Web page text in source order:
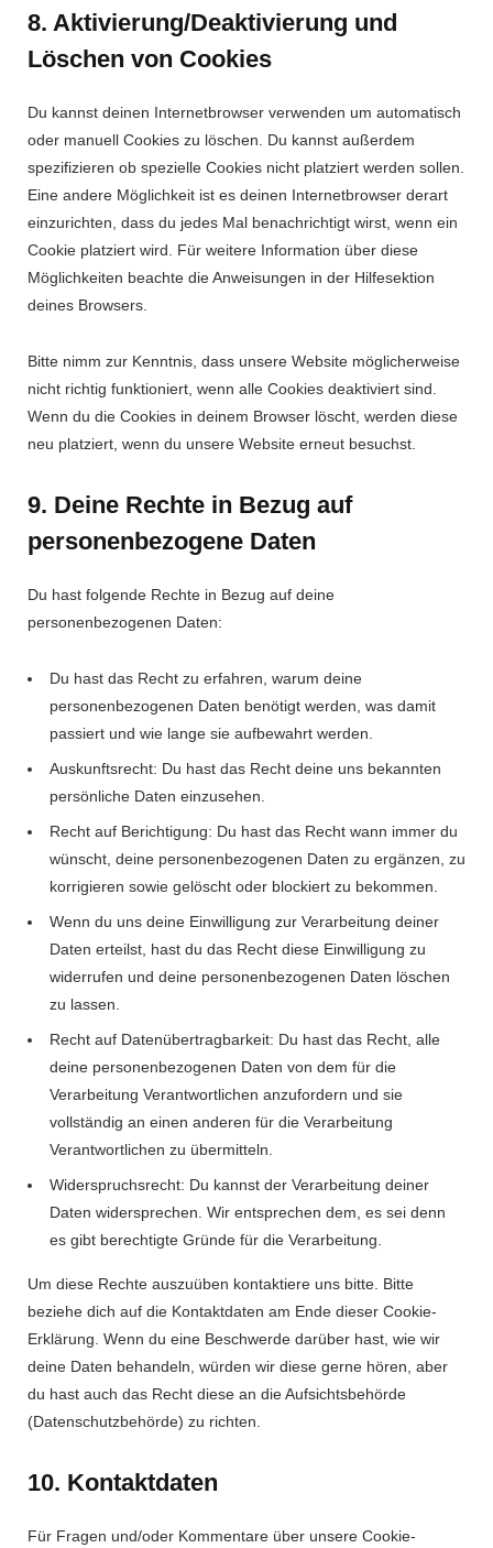
8. Aktivierung/Deaktivierung und
Löschen von Cookies
Du kannst deinen Internetbrowser verwenden um automatisch
oder manuell Cookies zu löschen. Du kannst außerdem
spezifizieren ob spezielle Cookies nicht platziert werden sollen.
Eine andere Möglichkeit ist es deinen Internetbrowser derart
einzurichten, dass du jedes Mal benachrichtigt wirst, wenn ein
Cookie platziert wird. Für weitere Information über diese
Möglichkeiten beachte die Anweisungen in der Hilfesektion
deines Browsers.
Bitte nimm zur Kenntnis, dass unsere Website möglicherweise
nicht richtig funktioniert, wenn alle Cookies deaktiviert sind.
Wenn du die Cookies in deinem Browser löscht, werden diese
neu platziert, wenn du unsere Website erneut besuchst.
9. Deine Rechte in Bezug auf
personenbezogene Daten
Du hast folgende Rechte in Bezug auf deine
personenbezogenen Daten:
Du hast das Recht zu erfahren, warum deine
personenbezogenen Daten benötigt werden, was damit
passiert und wie lange sie aufbewahrt werden.
Auskunftsrecht: Du hast das Recht deine uns bekannten
persönliche Daten einzusehen.
Recht auf Berichtigung: Du hast das Recht wann immer du
wünscht, deine personenbezogenen Daten zu ergänzen, zu
korrigieren sowie gelöscht oder blockiert zu bekommen.
Wenn du uns deine Einwilligung zur Verarbeitung deiner
Daten erteilst, hast du das Recht diese Einwilligung zu
widerrufen und deine personenbezogenen Daten löschen
zu lassen.
Recht auf Datenübertragbarkeit: Du hast das Recht, alle
deine personenbezogenen Daten von dem für die
Verarbeitung Verantwortlichen anzufordern und sie
vollständig an einen anderen für die Verarbeitung
Verantwortlichen zu übermitteln.
Widerspruchsrecht: Du kannst der Verarbeitung deiner
Daten widersprechen. Wir entsprechen dem, es sei denn
es gibt berechtigte Gründe für die Verarbeitung.
Um diese Rechte auszuüben kontaktiere uns bitte. Bitte
beziehe dich auf die Kontaktdaten am Ende dieser Cookie-
Erklärung. Wenn du eine Beschwerde darüber hast, wie wir
deine Daten behandeln, würden wir diese gerne hören, aber
du hast auch das Recht diese an die Aufsichtsbehörde
(Datenschutzbehörde) zu richten.
10. Kontaktdaten
Für Fragen und/oder Kommentare über unsere Cookie-